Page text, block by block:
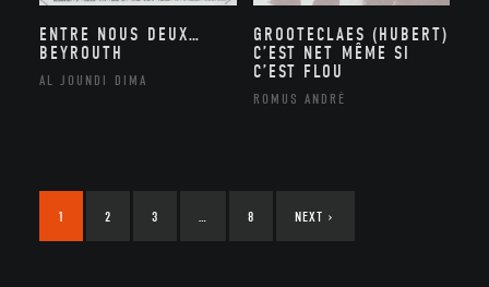
ENTRE NOUS DEUX…
BEYROUTH
AL JOUNDI DIMA
GROOTECLAES (HUBERT)
C’EST NET MÊME SI
C’EST FLOU
ROMUS ANDRÉ
1 2 3 8 NEXT ›